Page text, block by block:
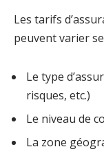
Les tarifs
peuvent varier
Le type
risques, etc.)
Le niveau de
La zone